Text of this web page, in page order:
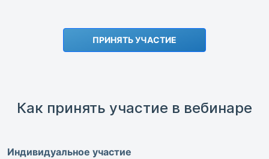
ПРИНЯТЬ УЧАСТИЕ
Как принять участие в вебинаре
Индивидуальное участие